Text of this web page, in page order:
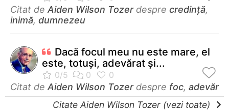
Citat de Aiden Wilson Tozerdespre credință,
inimă, dumnezeu
Dacă focul meu nu este mare, el
este, totuşi, adevărat şi...
Citat de Aiden Wilson Tozerdespre foc, adevăr
Citate Aiden Wilson Tozer (vezi toate)